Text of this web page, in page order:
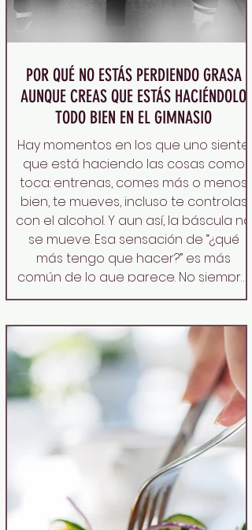
POR QUÉ NO ESTÁS PERDIENDO GRASA
AUNQUE CREAS QUE ESTÁS HACIÉNDOLO
TODO BIEN EN EL GIMNASIO
Hay momentos en los que uno siente
que está haciendo las cosas como
toca: entrenas, comes más o menos
bien, te mueves, incluso te controlas
con el alcohol. Y aun así, la báscula no
se mueve. Esa sensación de “¿qué
más tengo que hacer?” es más
común de lo que parece. No siempre
se trata de falta de disciplina;
entender cómo funciona realmente
el cuerpo y ajustar cuatro hábitos
que, sin darte cuenta, pueden estar
frenando tu progreso. Aquí va una guí